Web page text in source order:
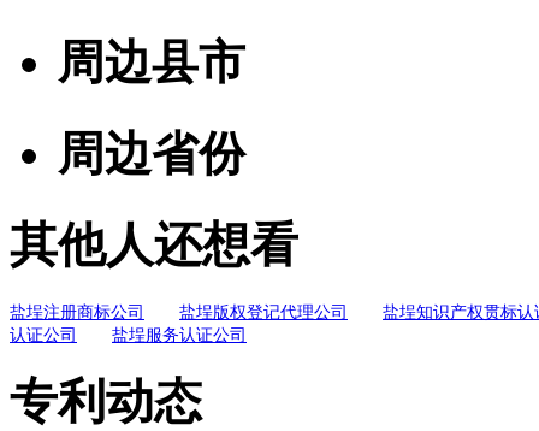
周边县市
周边省份
其他人还想看
盐埕注册商标公司 盐埕版权登记代理公司
盐埕知识产权贯标认
认证公司
盐埕服务认证公司
专利动态